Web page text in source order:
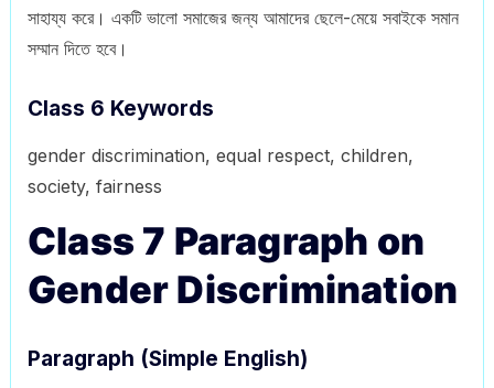
সাহায্য করে। একটি ভালো সমাজের জন্য আমাদের ছেলে-মেয়ে সবাইকে সমান
সম্মান দিতে হবে।
Class 6 Keywords
gender discrimination, equal respect, children,
society, fairness
Class 7 Paragraph on
Gender Discrimination
Paragraph (Simple English)